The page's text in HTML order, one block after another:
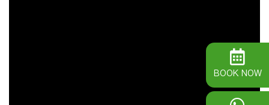
BOOK NOW